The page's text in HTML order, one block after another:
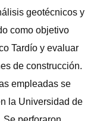
geotécnicos y
como objetivo
Tardío y evaluar
de construcción.
empleadas se
la Universidad de